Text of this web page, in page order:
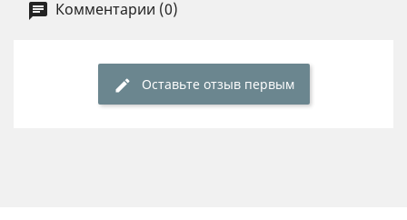
Комментарии (0)
Оставьте отзыв первым